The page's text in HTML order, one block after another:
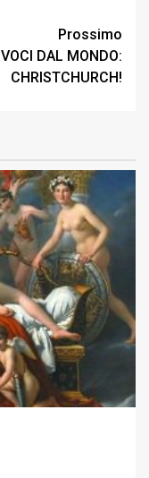
Prossimo
VOCI DAL MONDO:
CHRISTCHURCH!